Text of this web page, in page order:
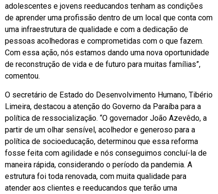
adolescentes e jovens reeducandos tenham as condições
de aprender uma profissão dentro de um local que conta com
uma infraestrutura de qualidade e com a dedicação de
pessoas acolhedoras e comprometidas com o que fazem.
Com essa ação, nós estamos dando uma nova oportunidade
de reconstrução de vida e de futuro para muitas famílias”,
comentou.
O secretário de Estado do Desenvolvimento Humano, Tibério
Limeira, destacou a atenção do Governo da Paraíba para a
política de ressocialização. “O governador João Azevêdo, a
partir de um olhar sensível, acolhedor e generoso para a
política de socioeducação, determinou que essa reforma
fosse feita com agilidade e nós conseguimos concluí-la de
maneira rápida, considerando o período da pandemia. A
estrutura foi toda renovada, com muita qualidade para
atender aos clientes e reeducandos que terão uma